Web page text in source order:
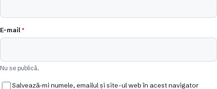
E-mail*
Nu se publică.
Salvează-mi numele, emailul și site-ul web în acest navigator